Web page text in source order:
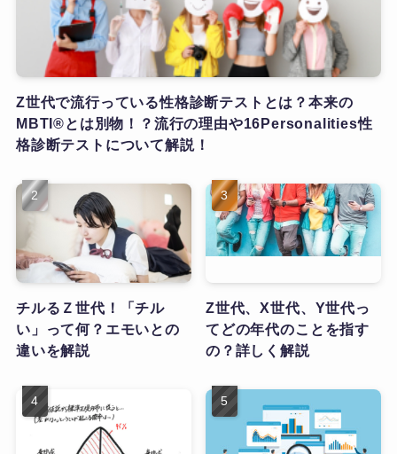
Z世代で流行っている性格診断テストとは？本来の
MBTI®とは別物！？流行の理由や16Personalities性
格診断テストについて解説！
チルるＺ世代！「チル
い」って何？エモいとの
違いを解説
Z世代、X世代、Y世代っ
てどの年代のことを指す
の？詳しく解説